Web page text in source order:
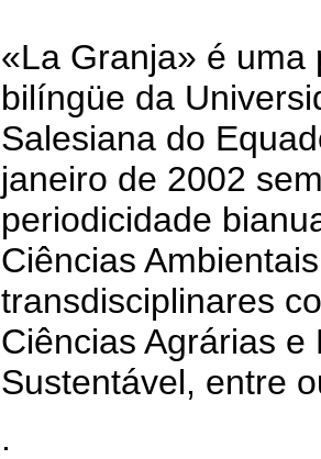
«La Granja» é uma
bilíngüe da
Salesiana do
janeiro de 2002
periodicidade
Ciências
transdisciplinares
Ciências Agrárias
Sustentável, entre
.